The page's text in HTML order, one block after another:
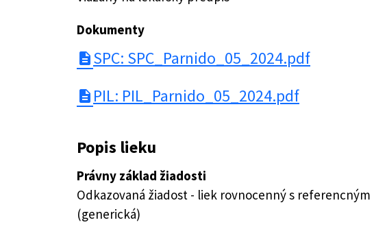
Dokumenty
description SPC: SPC_Parnido_05_2024.pdf
description PIL: PIL_Parnido_05_2024.pdf
Popis lieku
Právny základ žiadosti
Odkazovaná žiadost - liek rovnocenný s
(generická)